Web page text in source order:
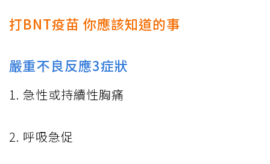
打BNT疫苗 你應該知道的事
嚴重不良反應3症狀
1. 急性或持續性胸痛
2. 呼吸急促